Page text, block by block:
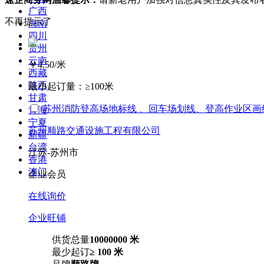
广西
海南
四川
贵州
云南
西藏
陕西
甘肃
青海
宁夏
新疆
台湾
香港
澳门
不再提示了
￥4.50/米
最小起订量： ≥100米
苏州消防登高场地标线 、回车场划线、登高作业区画
苏州顺路交通设施工程有限公司
江苏-苏州市
企业会员
在线询价
企业旺铺
供货总量10000000 米
最少起订≥ 100 米